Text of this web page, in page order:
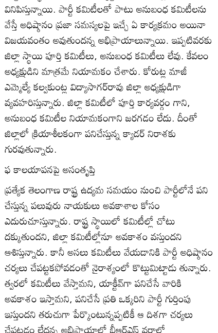
వినిపిస్తున్నాయి. పార్టీ కమిటీలతో పాటు అనుబంధ కమిటీలను
వేస్తే అధిష్ఠానం ప్రజా సమస్యలపై ఇచ్చే ఏ కార్యక్రమం అయినా
విజయవంతం అవుతుందన్న అభిప్రాయాలున్నాయి. ఇప్పటివరకు
జిల్లా స్థాయి పూర్తి కమిటీలు, అనుబంధ కమిటీలు లేవు. కేవలం
అధ్యక్షుడిని మాత్రమే నియామకం చేశారు. కోరుట్ల మాజీ
ఎమ్మెల్యే కల్వకుంట్ల విద్యాసాగర్‌రావు జిల్లా అధ్యక్షుడిగా
వ్యవహరిస్తున్నారు. జిల్లా కమిటీలో పూర్తి కార్యవర్గం గాని,
అనుబంధ కమిటీల నియామకంగాని జరగడం లేదు. దీంతో
జిల్లాలో క్రియాశీలకంగా పనిచేస్తున్న క్యాడర్‌ నిరాశకు
గురవుతున్నారు.
ఫ కాలయాపనపై అసంతృప్తి
ప్రత్యేక తెలంగాణ రాష్ట్ర ఉద్యమ సమయం నుంచి పార్టీలోనే పని
చేస్తున్న పలువురు నాయకులు అవకాశాల కోసం
ఎదురుచూస్తున్నారు. రాష్ట్ర స్థాయిలో కమిటీల్లో చోటు
దక్కుతుందని, జిల్లా కమిటీల్లోనూ అవకాశం వస్తుందని
ఆశిస్తున్నారు. కానీ అసలు కమిటీలు వేయడానికి పార్టీ అధిష్ఠానం
చర్యలు చేపట్టకపోవడంతో నైరాశ్యంలో కొట్టుమిట్టాడు తున్నారు.
త్వరలో కమిటీలు వేస్తామని, యాక్టీవ్‌గా పనిచేసే వారికి
అవకాశం ఇస్తామని, పనిచేసే ప్రతి ఒక్కరిని పార్టీ గుర్తింపు
ఇస్తుందని తరుచుగా పేర్కొంటున్నప్పటికీ ఆ దిశగా చర్యలు